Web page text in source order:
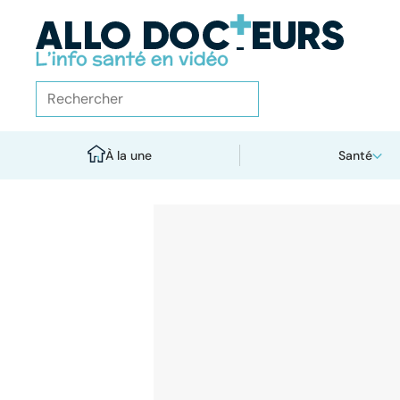
À la une Santé